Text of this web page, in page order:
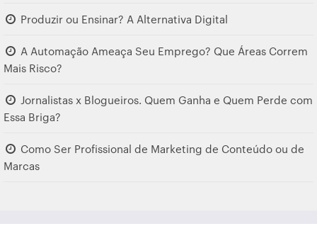
Produzir ou Ensinar? A Alternativa Digital
A Automação Ameaça Seu Emprego? Que Áreas Correm
Mais Risco?
Jornalistas x Blogueiros. Quem Ganha e Quem Perde com
Essa Briga?
Como Ser Profissional de Marketing de Conteúdo ou de
Marcas